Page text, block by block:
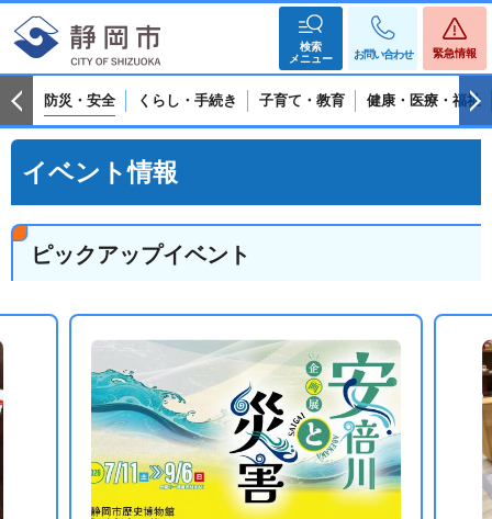
検索
メニュー
お問い合わせ 緊急情報
防災・安全 くらし・手続き 子育て・教育 健康・医療・福祉
イベント情報
ピックアップイベント